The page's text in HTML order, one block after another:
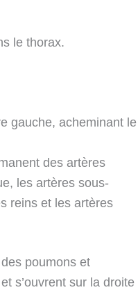
le thorax.
gauche, acheminant le
des artères
les artères sous-
reins et les artères
poumons et
s’ouvrent sur la droite